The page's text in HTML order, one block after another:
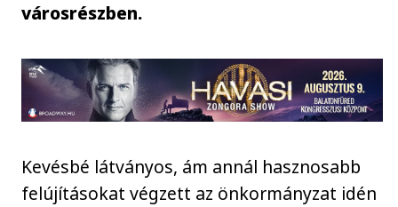
városrészben.
Kevésbé látványos, ám annál hasznosabb
felújításokat végzett az önkormányzat idén